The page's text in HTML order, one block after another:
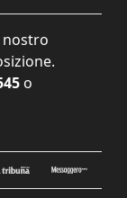
nostro
o